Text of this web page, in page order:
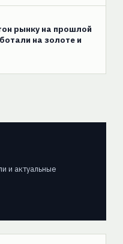
рынку на прошлой
на золоте и
и актуальные